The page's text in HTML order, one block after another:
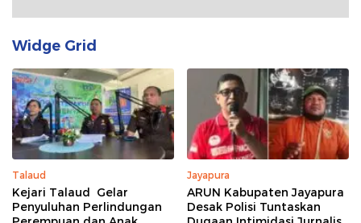
Widge Grid
Talaud
Kejari Talaud Gelar
Penyuluhan Perlindungan
Jayapura
ARUN Kabupaten Jayapura
Desak Polisi Tuntaskan